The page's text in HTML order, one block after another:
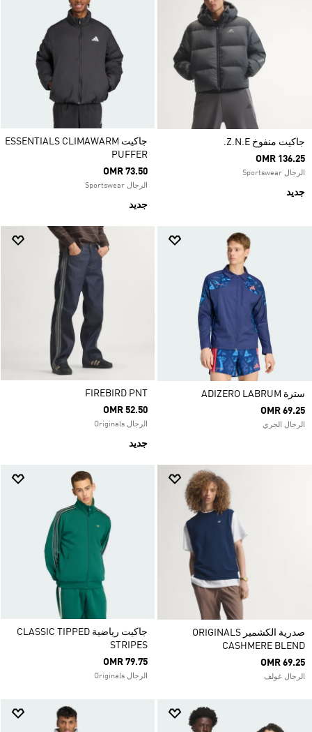
جاكيت منفوخ Z.N.E.
OMR 136.25
الرجال Sportswear
جديد
جاكيت ESSENTIALS CLIMAWARM
PUFFER
OMR 73.50
الرجال Sportswear
جديد
سترة ADIZERO LABRUM
OMR 69.25
الرجال الجري
FIREBIRD PNT
OMR 52.50
الرجال Originals
جديد
صدرية الكشمير ORIGINALS
CASHMERE BLEND
OMR 69.25
الرجال غولف
جاكيت رياضية CLASSIC TIPPED
STRIPES
OMR 79.75
الرجال Originals